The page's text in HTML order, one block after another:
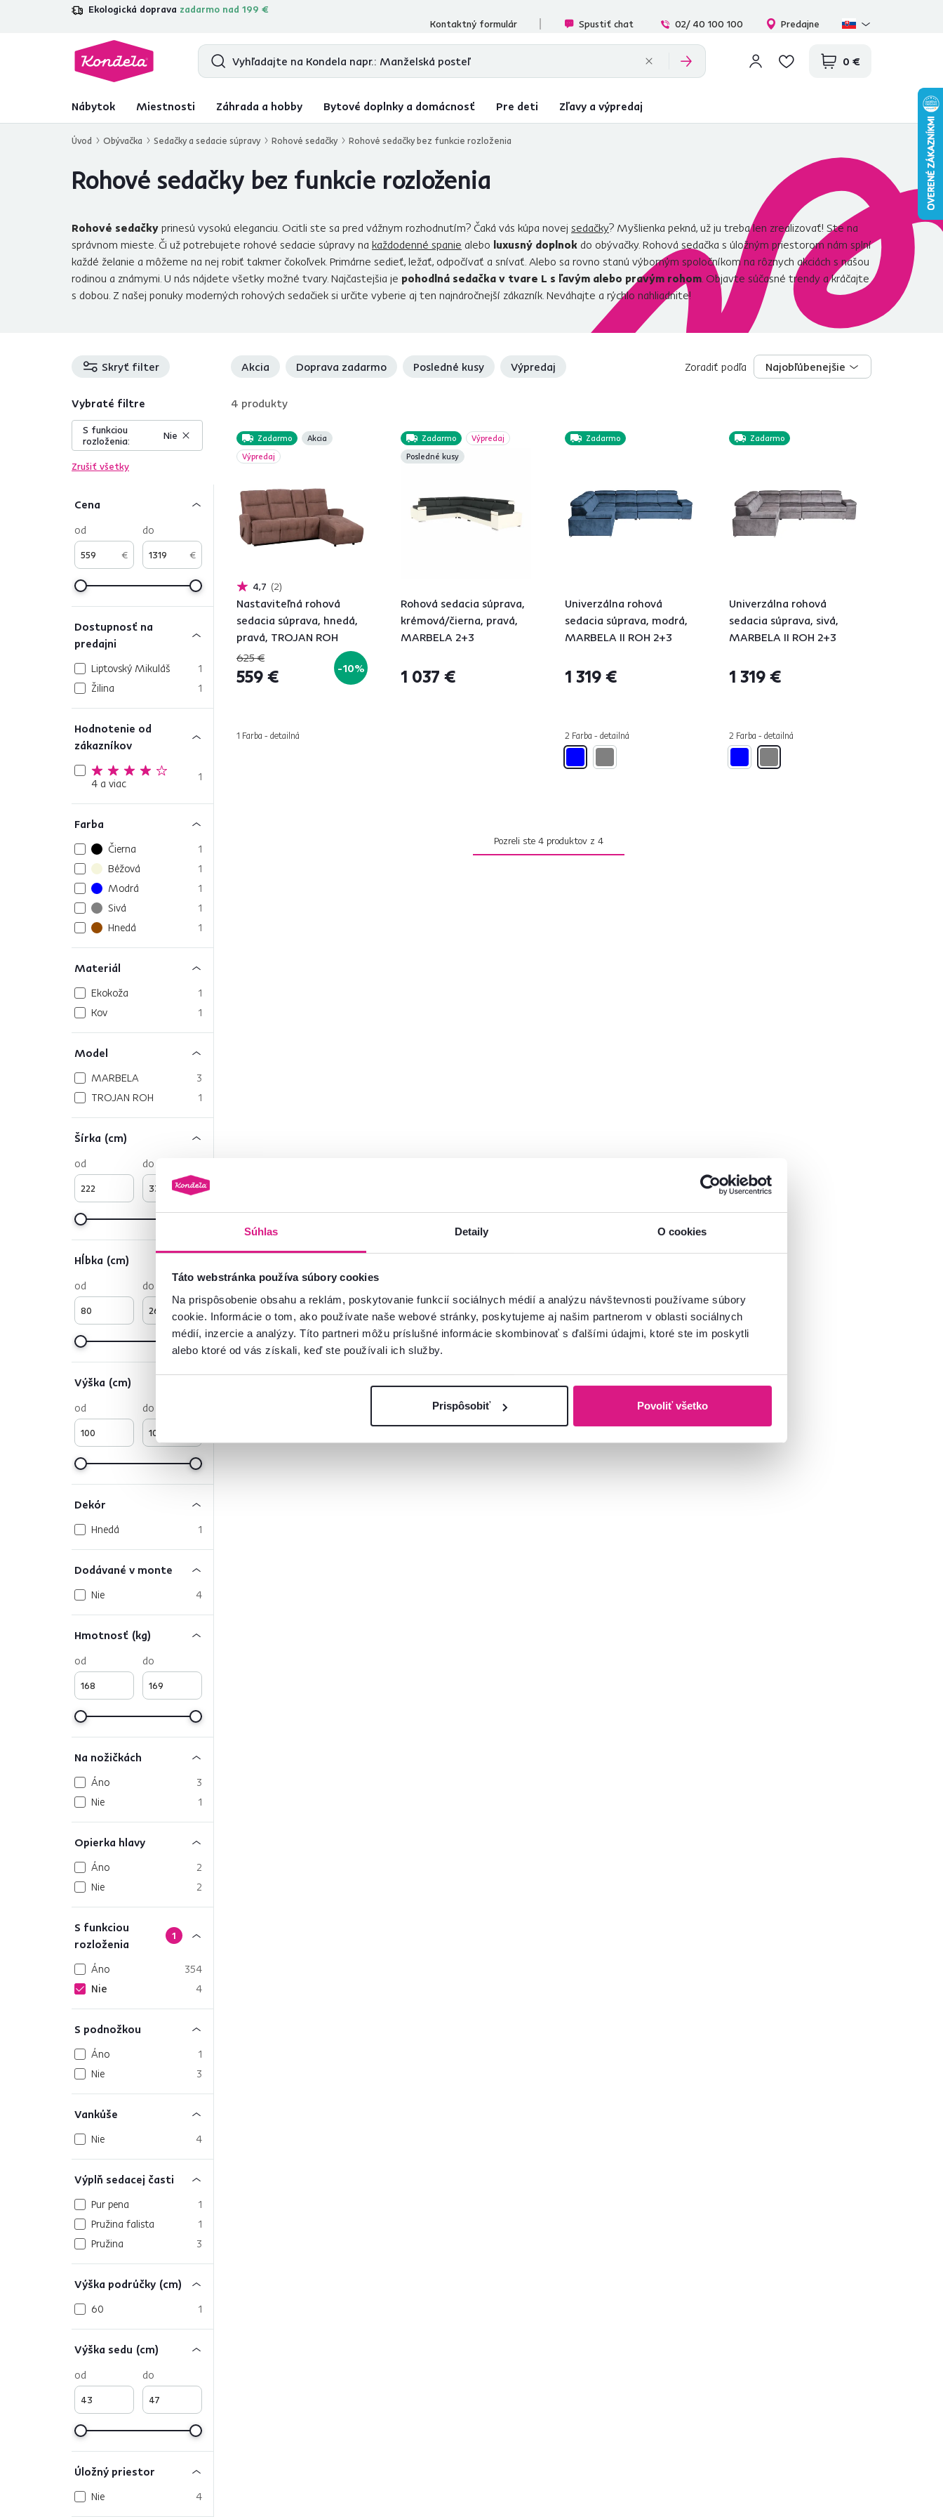
Súhlas Detaily O cookies
Táto webstránka používa súbory cookies
Na prispôsobenie obsahu a reklám, poskytovanie funkcií sociálnych médií a analýzu návštevnosti používame súbory
cookie. Informácie o tom, ako používate naše webové stránky, poskytujeme aj našim partnerom v oblasti sociálnych
médií, inzercie a analýzy. Títo partneri môžu príslušné informácie skombinovať s ďalšími údajmi, ktoré ste im poskytli
alebo ktoré od vás získali, keď ste používali ich služby.
Prispôsobiť Povoliť všetko
Ekologická doprava zadarmo nad 199 €
4,7 31 333overených produktových recenzií
Kontaktný formulár
Spustiť chat 02/ 40 100 100 Predajne
0 €
Nábytok Miestnosti Záhrada a hobby Bytové doplnky a domácnosť Pre deti Zľavy a výpredaj
Úvod Obývačka Sedačky a sedacie súpravy Rohové sedačky Rohové sedačky bez funkcie rozloženia
Rohové sedačky bez funkcie rozloženia
Rohové sedačky prinesú vysokú eleganciu. Ocitli ste sa pred vážnym rozhodnutím? Čaká vás kúpa novej sedačky? Myšlienka pekná, už ju treba len zrealizovať! Ste na
správnom mieste. Či už potrebujete rohové sedacie súpravy na každodenné spanie alebo luxusný doplnok do obývačky. Rohová sedačka s úložným priestorom nám splní
každé želanie a môžeme na nej robiť takmer čokoľvek. Primárne sedieť, ležať, odpočívať a snívať. Alebo sa rovno stanú výborným spoločníkom na rôznych akciách s našou
rodinou a známymi. U nás nájdete všetky možné tvary. Najčastejšia je pohodlná sedačka v tvare L s ľavým alebo pravým rohom . Objavte súčasné trendy a kráčajte
s dobou. Z našej ponuky moderných rohových sedačiek si určite vyberie aj ten najnáročnejší zákazník. Neváhajte a rýchlo nahliadnite!
Skryť filter Akcia Doprava zadarmo Posledné kusy Výpredaj Najobľúbenejšie
Zoradiť podľa Najobľúbenejšie
Vybraté filtre
S funkciou
rozloženia:
Nie
Zrušiť všetky
Cena
€
od
€
do
Dostupnosť na
predajni
Liptovský Mikuláš
1
Žilina
1
Hodnotenie od
zákazníkov
4 a viac 1
Farba
Čierna
1
Béžová
1
Modrá
1
Sivá
1
Hnedá
1
Materiál
Ekokoža
1
Kov
1
Model
MARBELA
3
TROJAN ROH
1
Šírka (cm)
od
do
Hĺbka (cm)
od
do
Výška (cm)
od
do
Dekór
Hnedá 1
Dodávané v monte
Nie 4
Hmotnosť (kg)
od
do
Na nožičkách
Áno
3
Nie
1
Opierka hlavy
Áno
2
Nie
2
S funkciou
rozloženia
1
Áno
354
Nie
4
S podnožkou
Áno
1
Nie
3
Vankúše
Nie 4
Výplň sedacej časti
Pur pena
1
Pružina falista
1
Pružina
3
Výška podrúčky (cm)
60 1
Výška sedu (cm)
od
do
Úložný priestor
Nie 4
4 produkty
Zadarmo
Akcia
Výpredaj
4,7 2
Nastaviteľná rohová
sedacia súprava, hnedá,
pravá, TROJAN ROH
625 €
559 € -10%
1 Farba - detailná
Zadarmo
Výpredaj
Posledné kusy
Rohová sedacia súprava,
krémová/čierna, pravá,
MARBELA 2+3
1 037 €
Zadarmo
Univerzálna rohová
sedacia súprava, modrá,
MARBELA II ROH 2+3
1 319 €
2 Farba - detailná
Zadarmo
Univerzálna rohová
sedacia súprava, sivá,
MARBELA II ROH 2+3
1 319 €
2 Farba - detailná
Pozreli ste 4produktov z 4